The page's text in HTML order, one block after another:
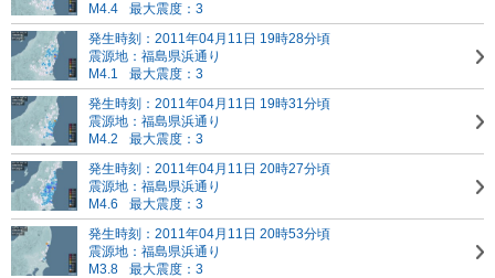
M4.4
最大震度：3
発生時刻：2011年04月11日 19時28分頃
震源地：福島県浜通り
M4.1
最大震度：3
発生時刻：2011年04月11日 19時31分頃
震源地：福島県浜通り
M4.2
最大震度：3
発生時刻：2011年04月11日 20時27分頃
震源地：福島県浜通り
M4.6
最大震度：3
発生時刻：2011年04月11日 20時53分頃
震源地：福島県浜通り
M3.8
最大震度：3